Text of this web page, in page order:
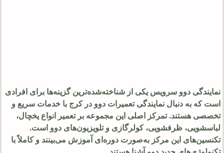
نمایندگی دوو سرویس یکی از شناخته‌شده‌ترین گزینه‌ها برای افرادی
است که به دنبال نمایندگی تعمیرات دوو در کرج با خدمات سریع و
تخصصی هستند. تمرکز اصلی این مجموعه بر تعمیر انواع یخچال،
لباسشویی، ظرفشویی، کولرگازی و تلویزیون‌های دوو است.
تکنسین‌های این مرکز به‌صورت دوره‌ای آموزش می‌بینند و کاملاً با